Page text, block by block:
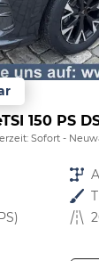
Sofort
Getriebe
Außenfarbe
Kilometerstand